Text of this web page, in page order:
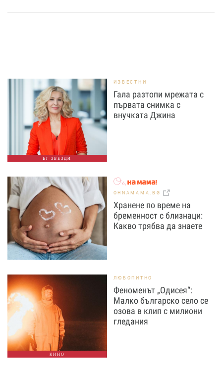
БГ ЗВЕЗДИ
ИЗВЕСТНИ
Гала разтопи мрежата с
първата снимка с
внучката Джина
OHNAMAMA.BG
Хранене по време на
бременност с близнаци:
Какво трябва да знаете
КИНО
ЛЮБОПИТНО
Феноменът „Одисея“:
Малко българско село се
озова в клип с милиони
гледания